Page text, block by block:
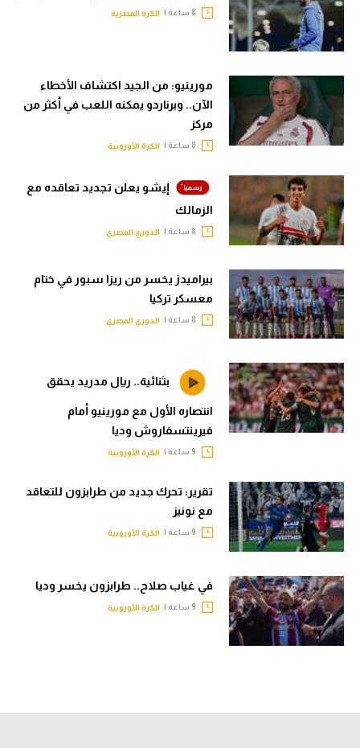
الكرة المصرية
مورينيو: من الجيد اكتشاف الأخطاء
الآن.. وبرناردو يمكنه اللعب في أكثر من
مركز
الكرة الأوروبية
إيشو يعلن تجديد تعاقده مع
الزمالك
الدوري المصري
بيراميدز يخسر من ريزا سبور في ختام
معسكر تركيا
الدوري المصري
بثنائية.. ريال مدريد يحقق
انتصاره الأول مع مورينيو أمام
فيرينتسفاروش وديا
الكرة الأوروبية
تقرير: تحرك جديد من طرابزون للتعاقد
مع نونيز
الكرة الأوروبية
في غياب صلاح.. طرابزون يخسر وديا
الكرة الأوروبية